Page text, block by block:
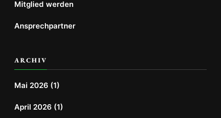
Mitglied werden
Ansprechpartner
ARCHIV
Mai 2026 (1)
April 2026 (1)